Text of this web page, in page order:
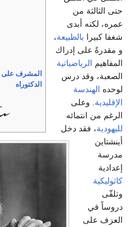
المشرف على
الدكتوراه
حتى الثالثة من
عمره، لكنه أبدى
شغفا كبيرا بالطبيعة،
و مقدرةً على إدراك
المفاهيم الرياضياتية
الصعبة، وقد درس
لوحده الهندسة
الإقليدية. وعلى
الرغم من انتمائه
لليهودية، فقد دخل
أينشتاين
مدرسة
إعدادية
كاثوليكية
وتلقّى
دروساً في
العزف على